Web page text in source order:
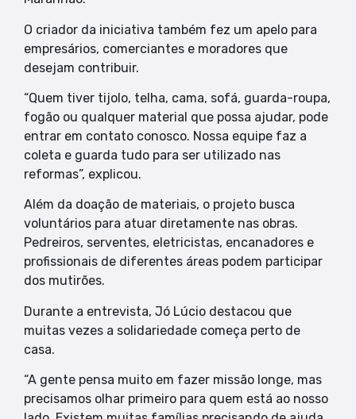
O criador da iniciativa também fez um apelo para
empresários, comerciantes e moradores que
desejam contribuir.
“Quem tiver tijolo, telha, cama, sofá, guarda-roupa,
fogão ou qualquer material que possa ajudar, pode
entrar em contato conosco. Nossa equipe faz a
coleta e guarda tudo para ser utilizado nas
reformas”, explicou.
Além da doação de materiais, o projeto busca
voluntários para atuar diretamente nas obras.
Pedreiros, serventes, eletricistas, encanadores e
profissionais de diferentes áreas podem participar
dos mutirões.
Durante a entrevista, Jó Lúcio destacou que
muitas vezes a solidariedade começa perto de
casa.
“A gente pensa muito em fazer missão longe, mas
precisamos olhar primeiro para quem está ao nosso